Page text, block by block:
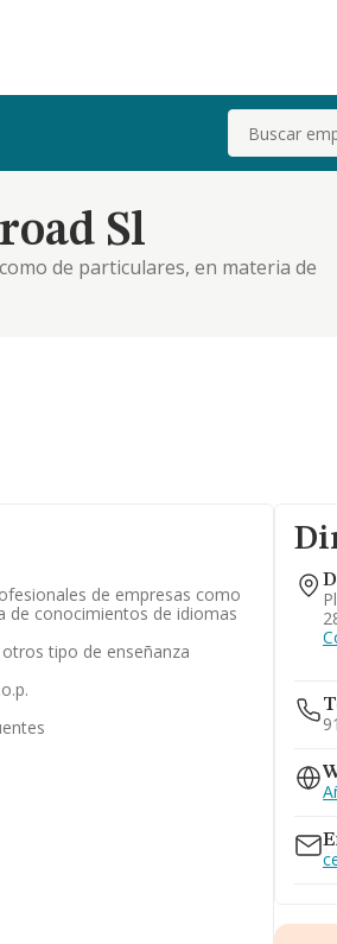
Buscar
Sl
de particulares, en materia de
de empresas como
de conocimientos de idiomas
tipo de enseñanza